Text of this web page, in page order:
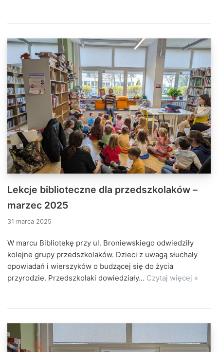
Lekcje biblioteczne dla przedszkolaków –
marzec 2025
31 marca 2025
W marcu Bibliotekę przy ul. Broniewskiego odwiedziły
kolejne grupy przedszkolaków. Dzieci z uwagą słuchały
opowiadań i wierszyków o budzącej się do życia
przyrodzie. Przedszkolaki dowiedziały… Czytaj więcej »